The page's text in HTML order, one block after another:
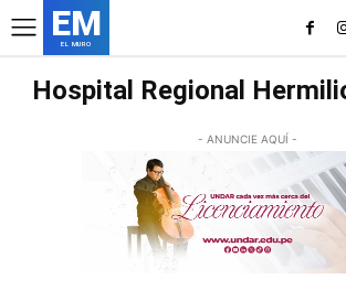
EM
EL MURO
Hospital Regional
- ANUNCIE AQUÍ -